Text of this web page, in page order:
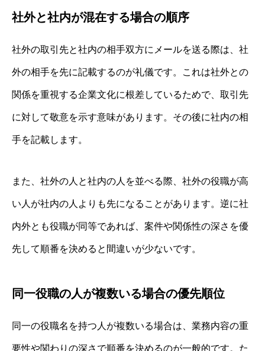
社外と社内が混在する場合の順序
社外の取引先と社内の相手双方にメールを送る際は、社
外の相手を先に記載するのが礼儀です。これは社外との
関係を重視する企業文化に根差しているためで、取引先
に対して敬意を示す意味があります。その後に社内の相
手を記載します。
また、社外の人と社内の人を並べる際、社外の役職が高
い人が社内の人よりも先になることがあります。逆に社
内外とも役職が同等であれば、案件や関係性の深さを優
先して順番を決めると間違いが少ないです。
同一役職の人が複数いる場合の優先順位
同一の役職名を持つ人が複数いる場合は、業務内容の重
要性や関わりの深さで順番を決めるのが一般的です。た